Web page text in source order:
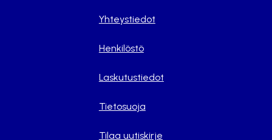
Yhteystiedot
Henkilöstö
Laskutustiedot
Tietosuoja
Tilaa uutiskirje